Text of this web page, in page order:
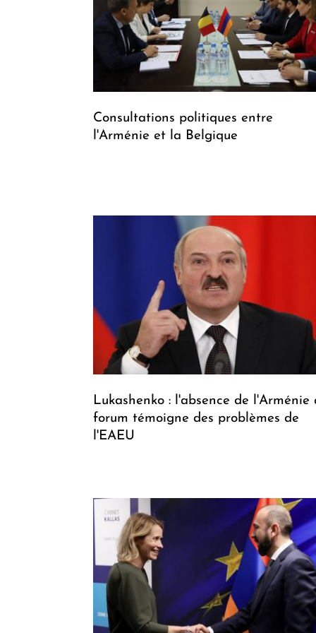
Consultations politiques entre
l'Arménie et la Belgique
Lukashenko : l'absence de l'Arménie
forum témoigne des problèmes de
l'EAEU